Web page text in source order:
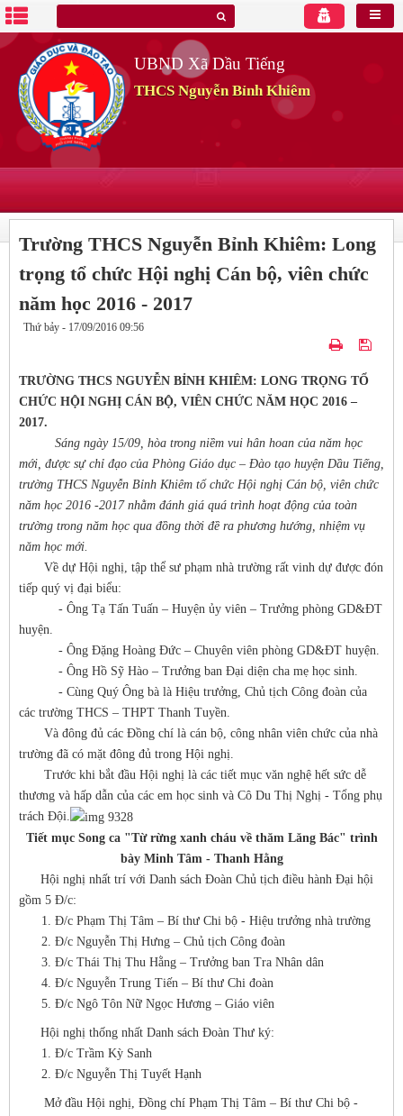
UBND Xã Dầu Tiếng
THCS Nguyễn Bỉnh Khiêm
Trường THCS Nguyễn Bỉnh Khiêm: Long
trọng tổ chức Hội nghị Cán bộ, viên chức
năm học 2016 - 2017
Thứ bảy - 17/09/2016 09:56
TRƯỜNG THCS NGUYỄN BỈNH KHIÊM: LONG TRỌNG TỔ
CHỨC HỘI NGHỊ CÁN BỘ, VIÊN CHỨC NĂM HỌC 2016 –
2017.
Sáng ngày 15/09, hòa trong niềm vui hân hoan của năm học
mới, được sự chỉ đạo của Phòng Giáo dục – Đào tạo huyện Dầu Tiếng,
trường THCS Nguyễn Bỉnh Khiêm tổ chức Hội nghị Cán bộ, viên chức
năm học 2016 -2017 nhằm đánh giá quá trình hoạt động của toàn
trường trong năm học qua đồng thời đề ra phương hướng, nhiệm vụ
năm học mới.
Về dự Hội nghị, tập thể sư phạm nhà trường rất vinh dự được đón
tiếp quý vị đại biểu:
- Ông Tạ Tấn Tuấn – Huyện ủy viên – Trưởng phòng GD&ĐT
huyện.
- Ông Đặng Hoàng Đức – Chuyên viên phòng GD&ĐT huyện.
- Ông Hồ Sỹ Hào – Trưởng ban Đại diện cha mẹ học sinh.
- Cùng Quý Ông bà là Hiệu trưởng, Chủ tịch Công đoàn của
các trường THCS – THPT Thanh Tuyền.
Và đông đủ các Đồng chí là cán bộ, công nhân viên chức của nhà
trường đã có mặt đông đủ trong Hội nghị.
Trước khi bắt đầu Hội nghị là các tiết mục văn nghệ hết sức dễ
thương và hấp dẫn của các em học sinh và Cô Du Thị Nghị - Tổng phụ
trách Đội.
Tiết mục Song ca "Từ rừng xanh cháu về thăm Lăng Bác" trình
bày Minh Tâm - Thanh Hằng
Hội nghị nhất trí với Danh sách Đoàn Chủ tịch điều hành Đại hội
gồm 5 Đ/c:
Đ/c Phạm Thị Tâm – Bí thư Chi bộ - Hiệu trưởng nhà trường
Đ/c Nguyễn Thị Hưng – Chủ tịch Công đoàn
Đ/c Thái Thị Thu Hằng – Trưởng ban Tra Nhân dân
Đ/c Nguyễn Trung Tiến – Bí thư Chi đoàn
Đ/c Ngô Tôn Nữ Ngọc Hương – Giáo viên
Hội nghị thống nhất Danh sách Đoàn Thư ký:
Đ/c Trầm Kỳ Sanh
Đ/c Nguyễn Thị Tuyết Hạnh
Mở đầu Hội nghị, Đồng chí Phạm Thị Tâm – Bí thư Chi bộ -